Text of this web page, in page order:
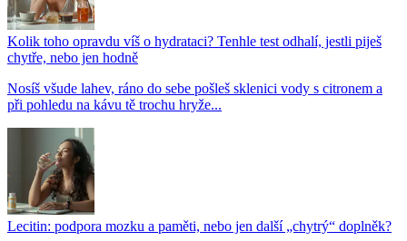
Kolik toho opravdu víš o hydrataci? Tenhle test odhalí, jestli piješ
chytře, nebo jen hodně
Nosíš všude lahev, ráno do sebe pošleš sklenici vody s citronem a
při pohledu na kávu tě trochu hryže...
Lecitin: podpora mozku a paměti, nebo jen další „chytrý“ doplněk?